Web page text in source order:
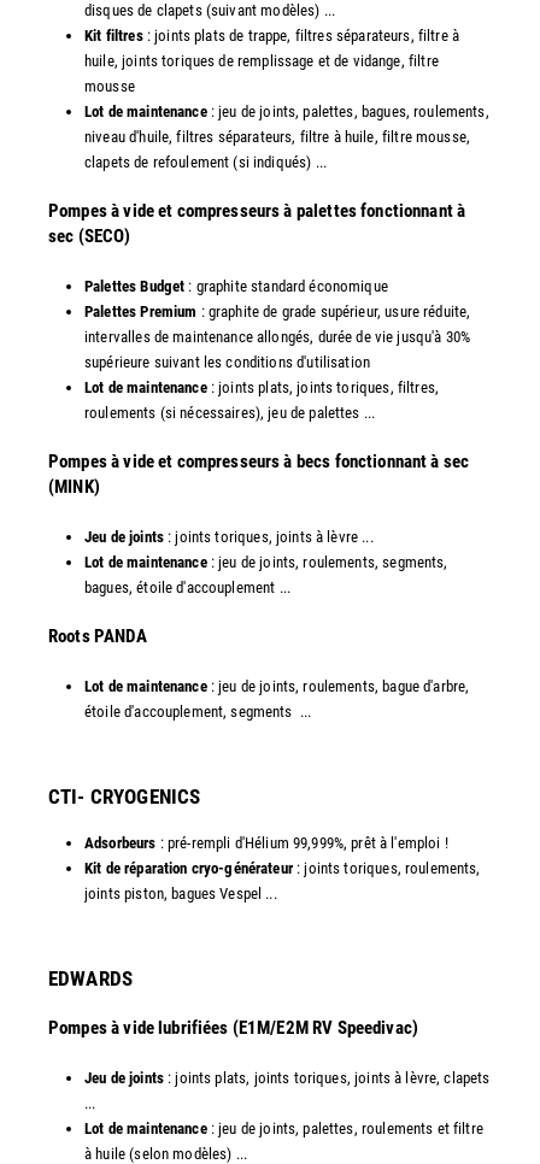
disques de clapets (suivant modèles) ...
Kit filtres: joints plats de trappe, filtres séparateurs, filtre à
huile, joints toriques de remplissage et de vidange, filtre
mousse
Lot de maintenance: jeu de joints, palettes, bagues, roulements,
niveau d'huile, filtres séparateurs, filtre à huile, filtre mousse,
clapets de refoulement (si indiqués) ...
​Pompes à vide et compresseurs à palettes fonctionnant à
sec (SECO)
Palettes Budget : graphite standard économique
Palettes Premium : graphite de grade supérieur, usure réduite,
intervalles de maintenance allongés, durée de vie jusqu'à 30%
supérieure suivant les conditions d'utilisation
Lot de maintenance: joints plats, joints toriques, filtres,
roulements (si nécessaires), jeu de palettes ...
Pompes à vide et compresseurs à becs fonctionnant à sec
(MINK)
Jeu de joints: joints toriques, joints à lèvre ...
Lot de maintenance: jeu de joints, roulements, segments,
bagues, étoile d'accouplement ...
​Roots PANDA
Lot de maintenance: jeu de joints, roulements, bague d'arbre,
étoile d'accouplement, segments ...​
CTI- CRYOGENICS
Adsorbeurs : pré-rempli d'Hélium 99,999%, prêt à l'emploi !
Kit de réparation cryo-générateur: joints toriques, roulements,
joints piston, bagues Vespel ... ​
EDWARDS
Pompes à vide lubrifiées (E1M/E2M RV Speedivac)
Jeu de joints: joints plats, joints toriques, joints à lèvre, clapets
...
Lot de maintenance: jeu de joints, palettes, roulements et filtre
à huile (selon modèles) ...